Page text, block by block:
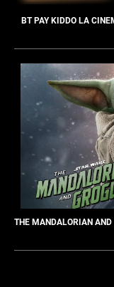
BT PAY KIDDO LA
THE MANDALORIAN